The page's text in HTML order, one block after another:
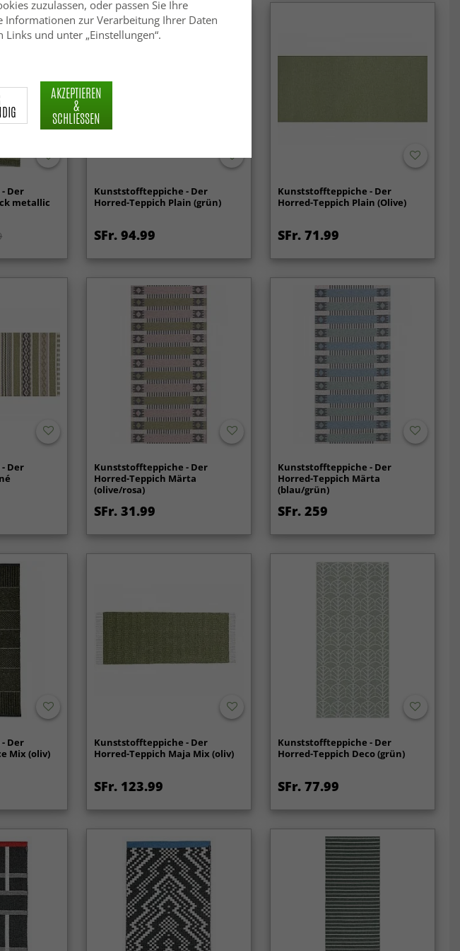
Der
metallic
Kunststoffteppiche - Der
Horred-Teppich Plain (grün)
SFr. 94.99
Kunststoffteppiche - Der
Horred-Teppich Plain (Olive)
SFr. 71.99
Der
Kunststoffteppiche - Der
Horred-Teppich Märta
(olive/rosa)
SFr. 31.99
Kunststoffteppiche - Der
Horred-Teppich Märta
(blau/grün)
SFr. 259
Der
Mix (oliv)
Kunststoffteppiche - Der
Horred-Teppich Maja Mix (oliv)
SFr. 123.99
Kunststoffteppiche - Der
Horred-Teppich Deco (grün)
SFr. 77.99
zuzulassen, oder passen Sie Ihre
Informationen zur Verarbeitung Ihrer Daten
und unter „Einstellungen“.
AKZEPTIEREN
&
SCHLIESSEN